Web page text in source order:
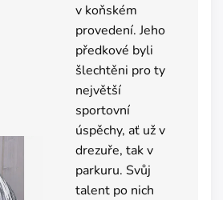
v koňském
provedení. Jeho
předkové byli
šlechtěni pro ty
největší
sportovní
úspěchy, ať už v
drezuře, tak v
parkuru. Svůj
talent po nich